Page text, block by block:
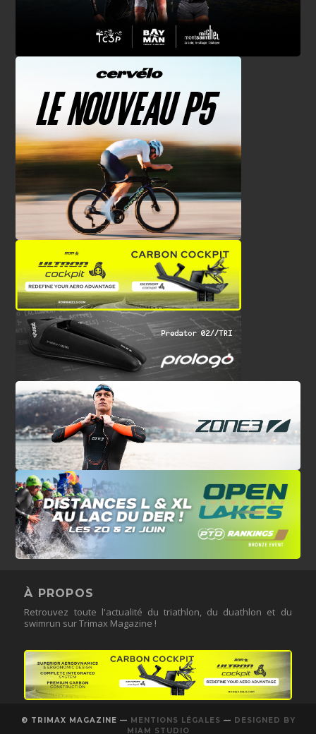
À PROPOS
Retrouvez toute l'actualité du triathlon, du duathlon et du
swimrun sur Trimax Magazine !
© TRIMAX MAGAZINE — MENTIONS LÉGALES — DESIGNED BY
MIAM STUDIO